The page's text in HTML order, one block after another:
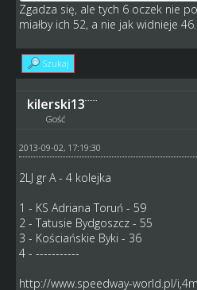
Zgadza się, ale tych 6 oczek nie
miałby ich 52, a nie jak widnieje
Szukaj
kilerski13
Gość
2013-09-02, 17:19:30
2LJ gr A - 4 kolejka
1 - KS Adriana Toruń - 59
2 - Tatusie Bydgoszcz - 55
3 - Kościańskie Byki - 36
4 - -----------
http://www.speedway-world.pl/